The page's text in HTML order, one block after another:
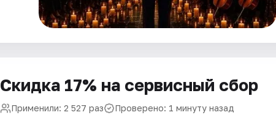
Скидка 17% на сервисный сбор
Применили: 2 527 раз Проверено: 1 минуту назад